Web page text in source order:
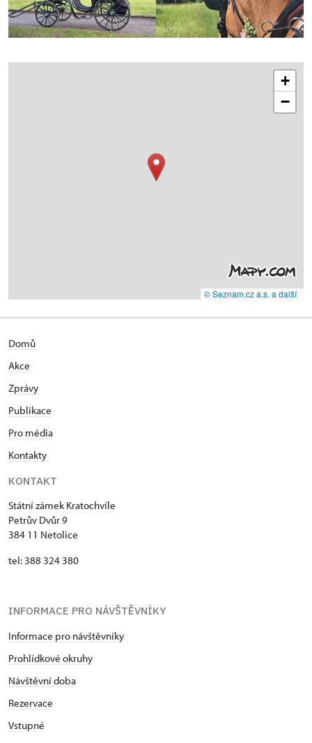
+
−
© Seznam.cz a.s. a další
Domů
Akce
Zprávy
Publikace
Pro média
Kontakty
KONTAKT
Státní zámek Kratochvíle
Petrův Dvůr 9
384 11 Netolice
tel: 388 324 380
INFORMACE PRO NÁVŠTĚVNÍKY
Informace pro návštěvníky
Prohlídkové okruhy
Návštěvní doba
Rezervace
Vstupné